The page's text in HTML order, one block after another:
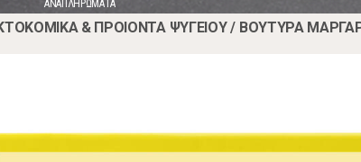
ΑΝΑΠΛΗΡΩΜΑΤΑ
& ΠΡΟΙΟΝΤΑ ΨΥΓΕΙΟΥ / ΒΟΥΤΥΡΑ